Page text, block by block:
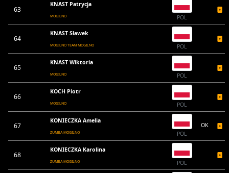
63
KNAST Patrycja
MOGILNO POL
64
KNAST Sławek
MOGILNO TEAM MOGILNO POL
65
KNAST Wiktoria
MOGILNO POL
66
KOCH Piotr
MOGILNO POL
67
KONIECZKA Amelia
ZUMBA MOGILNO POL
OK
68
KONIECZKA Karolina
ZUMBA MOGILNO POL